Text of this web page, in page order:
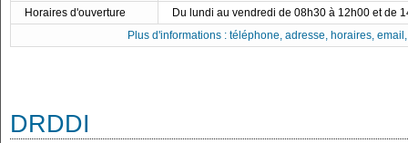
Horaires d'ouverture
Du lundi au vendredi de 08h30 à 12h00 et de
Plus d'informations : téléphone, adresse, horaires,
DRDDI